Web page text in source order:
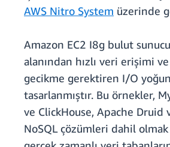
AWS Nitro System üzerinde
Amazon EC2 I8g bulut
alanından hızlı veri erişimi
gecikme gerektiren I/O
tasarlanmıştır. Bu örnekler,
ve ClickHouse, Apache Druid
NoSQL çözümleri dahil